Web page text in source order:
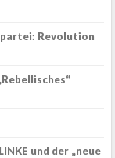
Revolution
und der „neue